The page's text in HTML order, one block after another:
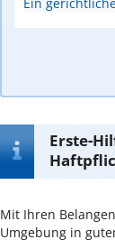
Erste-
Mit Ihren
Umgebung in